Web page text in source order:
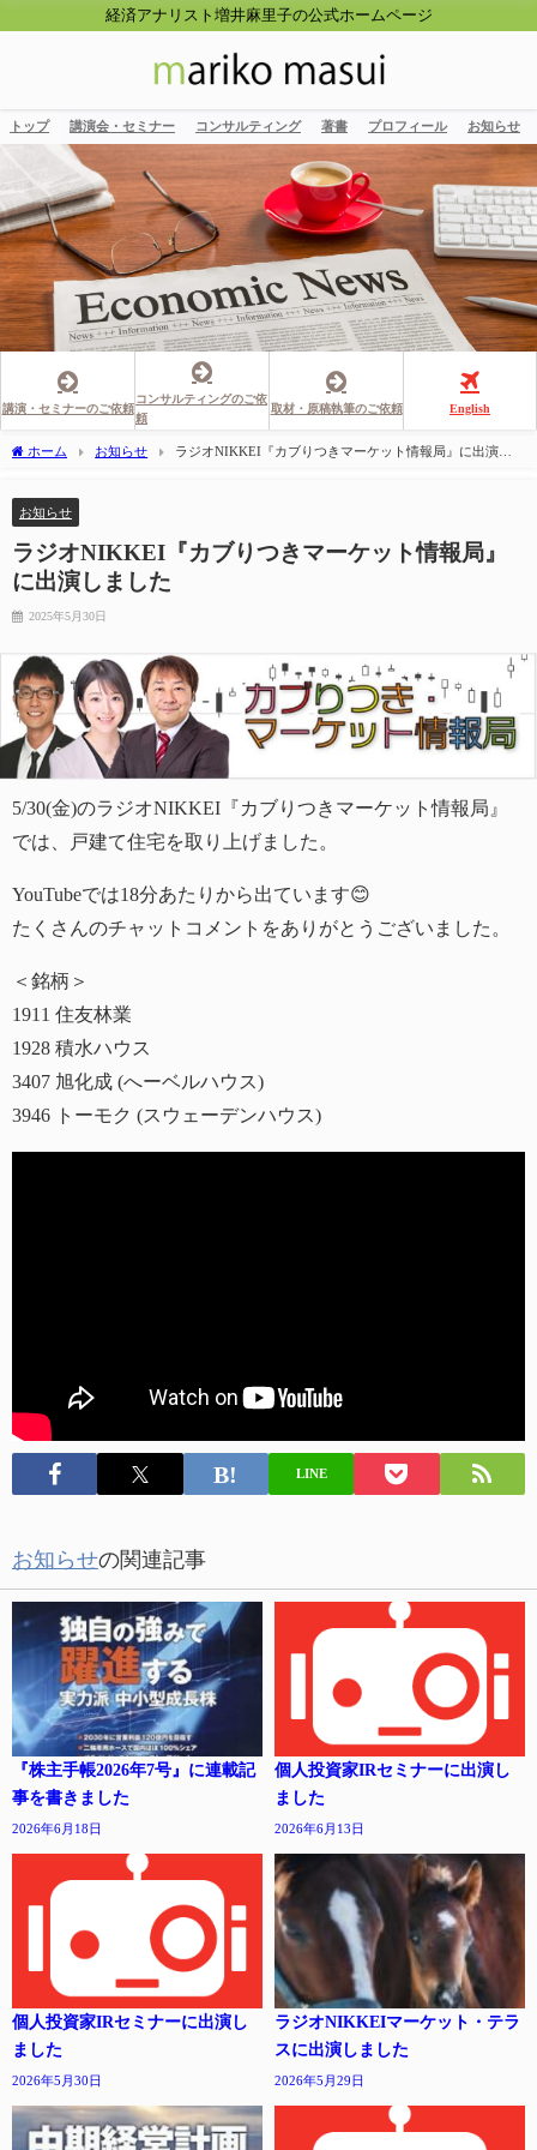
経済アナリスト増井麻里子の公式ホームページ
トップ 講演会・セミナー コンサルティング 著書 プロフィール お知らせ
講演・セミナーのご依頼
コンサルティングのご依
頼
取材・原稿執筆のご依頼 English
ホーム お知らせ
ラジオNIKKEI『カブりつきマーケット情報局』に出演し
お知らせ
ラジオNIKKEI『カブりつきマーケット情報局』
に出演しました
2025年5月30日
5/30(金)のラジオNIKKEI『カブりつきマーケット情報局』
では、戸建て住宅を取り上げました。
YouTubeでは18分あたりから出ています😊
たくさんのチャットコメントをありがとうございました。
＜銘柄＞
1911 住友林業
1928 積水ハウス
3407 旭化成 (へーベルハウス)
3946 トーモク (スウェーデンハウス)
LINE
お知らせの関連記事
『株主手帳2026年7号』に連載記
事を書きました
2026年6月18日
個人投資家IRセミナーに出演し
ました
2026年6月13日
個人投資家IRセミナーに出演し
ました
2026年5月30日
ラジオNIKKEIマーケット・テラ
スに出演しました
2026年5月29日